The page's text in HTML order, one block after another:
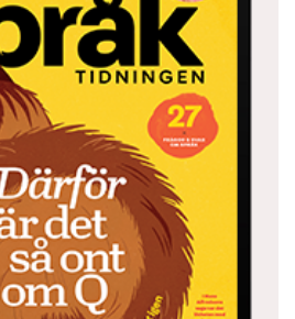
paradoxalt nog betyder att